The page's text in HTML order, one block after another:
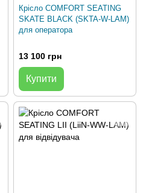
Крісло COMFORT SEATING
SKATE BLACK (SKTA-W-LAM)
для оператора
13 100 грн
Купити